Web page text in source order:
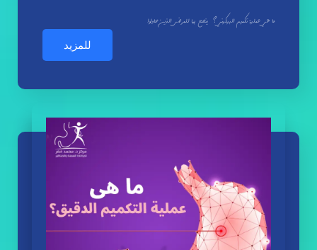
ما هي عملية تكميم البيكيني؟ ينصح بها للمرضى الذين حاولوا
للمزيد